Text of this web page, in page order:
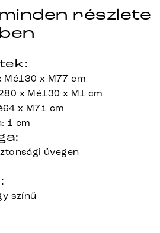
részlete
Mé130 x M77 cm
x Mé130 x M1 cm
x M71 cm
1 cm
üvegen
színű